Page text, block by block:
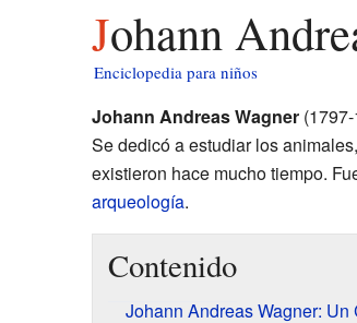
Johann
Enciclopedia para niños
Johann Andreas Wagner(1797-
Se dedicó a estudiar los
existieron hace mucho tiempo.
arqueología.
Contenido
Johann Andreas Wagner: